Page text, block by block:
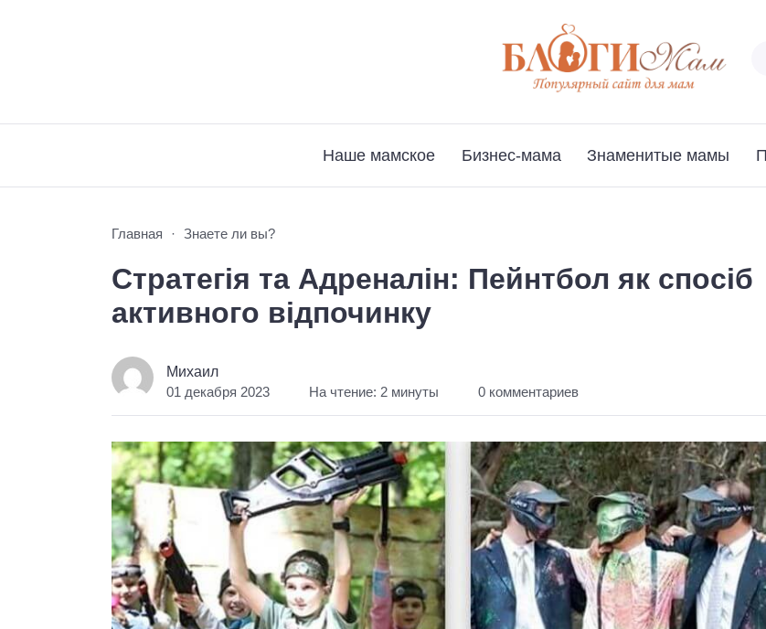
Наше мамское Бизнес-мама Знаменитые мамы
Главная Знаете ли вы?
Стратегія та Адреналін: Пейнтбол як спосіб
активного відпочинку
Михаил
01 декабря 2023 На чтение: 2 минуты 0 комментариев